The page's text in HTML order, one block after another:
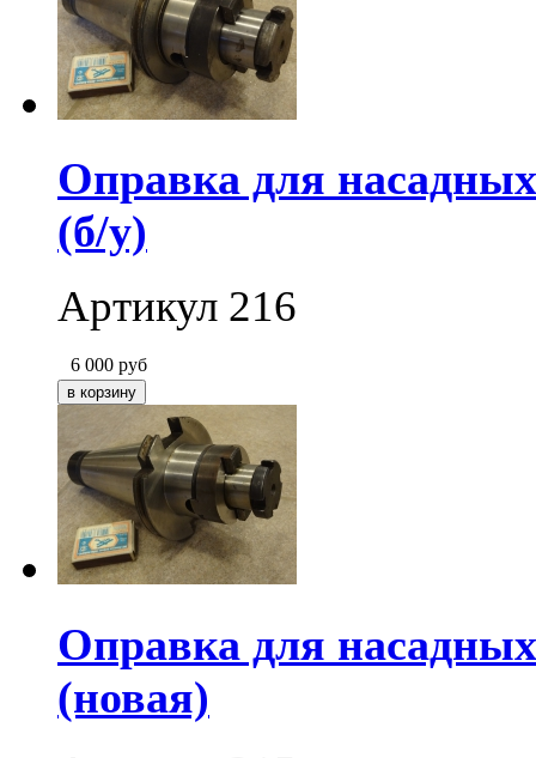
Оправка для
(б/у)
Артикул 216
6 000 руб
Оправка для
(новая)